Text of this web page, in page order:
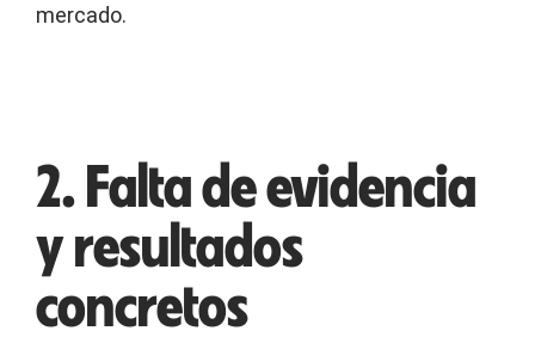
mercado.
2. Falta de evidencia
y resultados
concretos